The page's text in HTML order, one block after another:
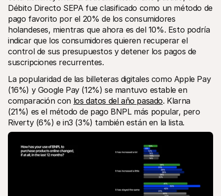
Débito Directo SEPA fue clasificado como un método de
pago favorito por el 20% de los consumidores
holandeses, mientras que ahora es del 10%. Esto podría
indicar que los consumidores quieren recuperar el
control de sus presupuestos y detener los pagos de
suscripciones recurrentes.
La popularidad de las billeteras digitales como Apple Pay
(16%) y Google Pay (12%) se mantuvo estable en
comparación con los datos del año pasado. Klarna
(21%) es el método de pago BNPL más popular, pero
Riverty (6%) e in3 (3%) también están en la lista.